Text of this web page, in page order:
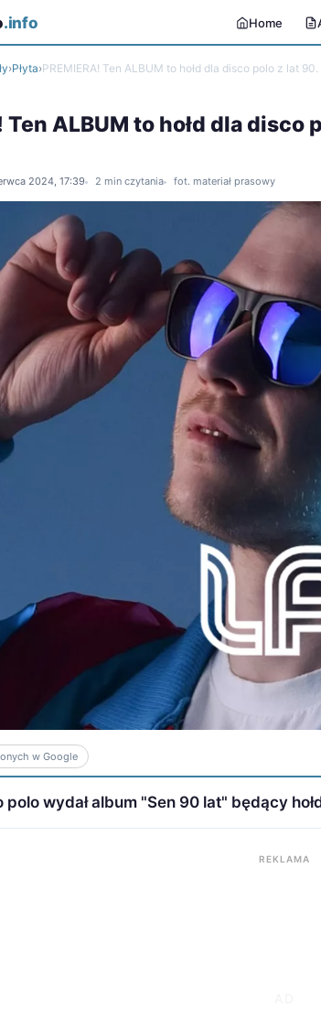
.info Home
›Płyta›PREMIERA! Ten ALBUM to hołd dla disco polo z lat
Ten ALBUM to hołd dla
2024, 17:39 2 min czytania fot. materiał prasowy
w Google
polo wydał album "Sen 90 lat" będący
REKLAMA